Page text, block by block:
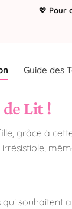
💖 Pour
Guide des
de Lit !
grâce à
souhaitent